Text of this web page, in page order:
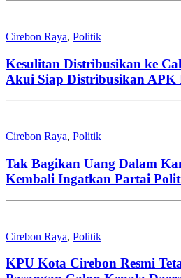
Cirebon Raya, Politik
Kesulitan Distribusikan ke
Akui Siap Distribusikan APK
Cirebon Raya, Politik
Tak Bagikan Uang Dalam
Kembali Ingatkan Partai
Cirebon Raya, Politik
KPU Kota Cirebon Resmi